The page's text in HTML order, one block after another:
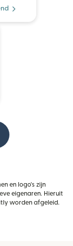
en logo's zijn
eigenaren. Hieruit
worden afgeleid.